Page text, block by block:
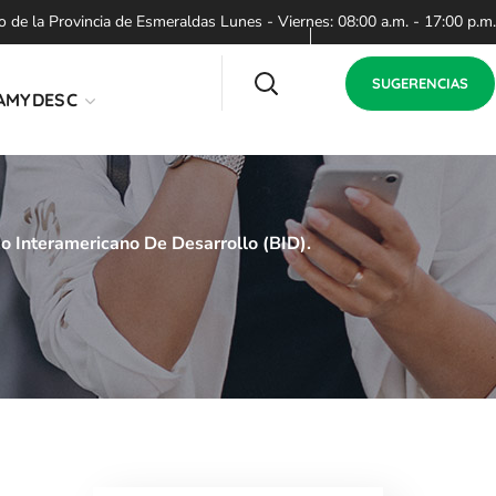
la Provincia de Esmeraldas Lunes - Viernes: 08:00 a.m. - 17:00 p.m.
SUGERENCIAS
Interamericano De Desarrollo (BID).